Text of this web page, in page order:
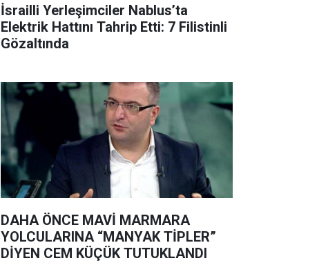
İsrailli Yerleşimciler Nablus’ta
Elektrik Hattını Tahrip Etti: 7 Filistinli
Gözaltında
DAHA ÖNCE MAVİ MARMARA
YOLCULARINA “MANYAK TİPLER”
DİYEN CEM KÜÇÜK TUTUKLANDI